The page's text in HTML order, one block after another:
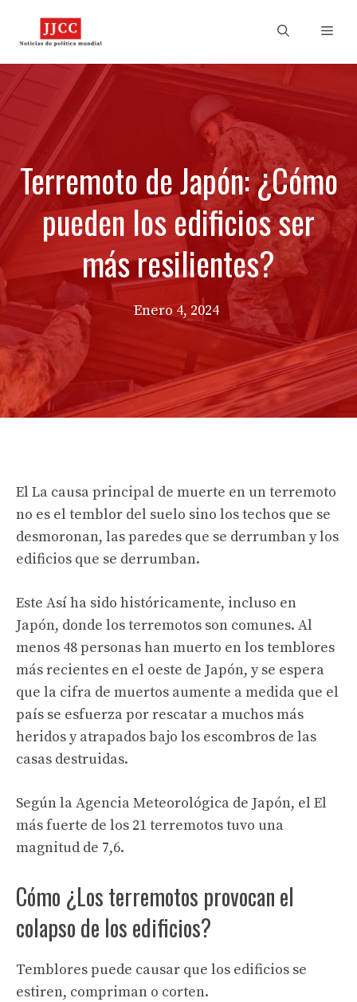
Terremoto de Japón: ¿Cómo
pueden los edificios ser
más resilientes?
Enero 4, 2024
El La causa principal de muerte en un terremoto
no es el temblor del suelo sino los techos que se
desmoronan, las paredes que se derrumban y los
edificios que se derrumban.
Este Así ha sido históricamente, incluso en
Japón, donde los terremotos son comunes. Al
menos 48 personas han muerto en los temblores
más recientes en el oeste de Japón, y se espera
que la cifra de muertos aumente a medida que el
país se esfuerza por rescatar a muchos más
heridos y atrapados bajo los escombros de las
casas destruidas.
Según la Agencia Meteorológica de Japón, el El
más fuerte de los 21 terremotos tuvo una
magnitud de 7,6.
Cómo ¿Los terremotos provocan el
colapso de los edificios?
Temblorespuede causar que los edificios se
estiren, compriman o corten.